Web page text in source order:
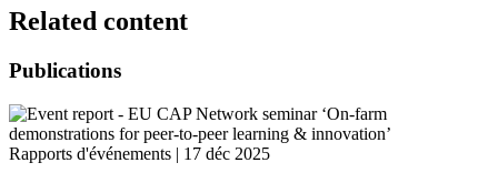
for-
fabio-
cossu.pdf
Related content
Publications
Rapports d'événements | 17 déc 2025